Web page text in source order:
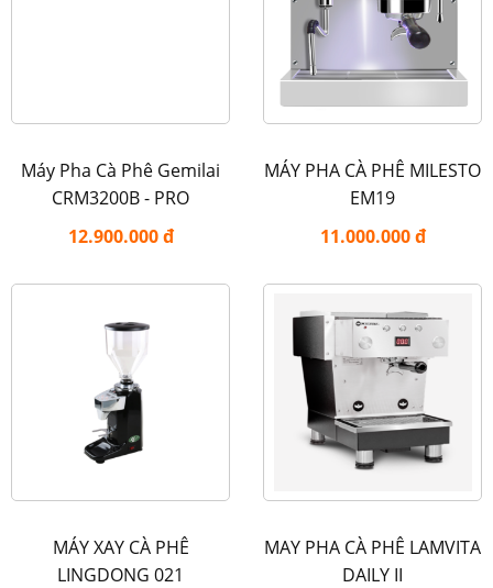
Máy Pha Cà Phê Gemilai
CRM3200B - PRO
12.900.000 đ
MÁY PHA CÀ PHÊ MILESTO
EM19
11.000.000 đ
MÁY XAY CÀ PHÊ
LINGDONG 021
MAY PHA CÀ PHÊ LAMVITA
DAILY II